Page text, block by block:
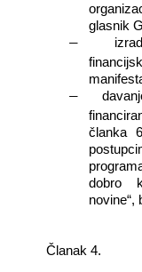
glasnik
―
―
članka
dobro
novine“,
Članak 4.